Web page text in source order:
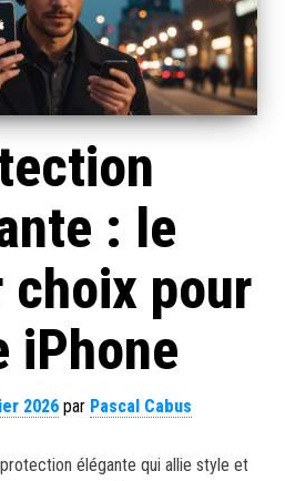
: le
choix pour
iPhone
2026 par Pascal Cabus
élégante qui allie style et